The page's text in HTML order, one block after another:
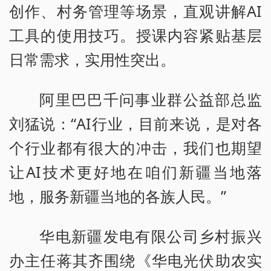
创作、村务管理等场景，直观讲解AI
工具的使用技巧。授课内容紧贴基层
日常需求，实用性突出。
阿里巴巴千问事业群公益部总监
刘猛说：“AI行业，目前来说，是对各
个行业都有很大的冲击，我们也期望
让AI技术更好地在咱们新疆当地落
地，服务新疆当地的各族人民。”
华电新疆发电有限公司乡村振兴
办主任蒋其齐围绕《华电光伏助农实